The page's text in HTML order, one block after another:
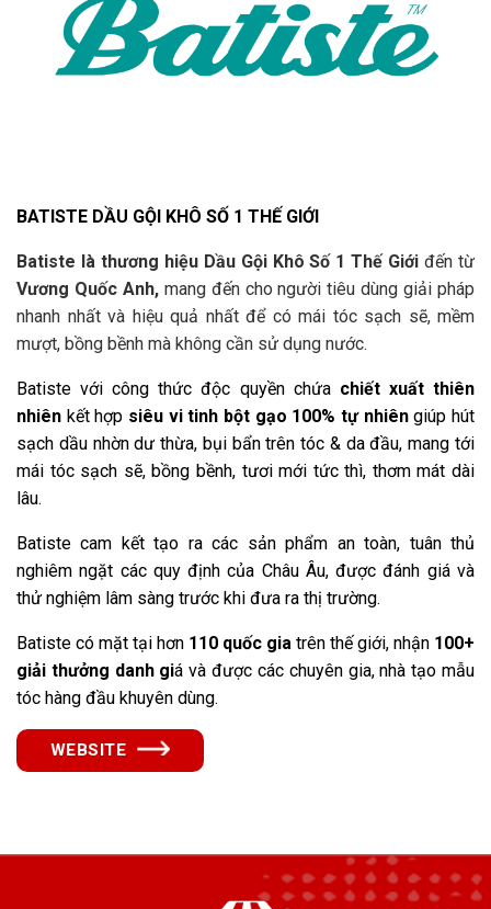
BATISTE DẦU GỘI KHÔ SỐ 1 THẾ GIỚI
Batiste là thương hiệu Dầu Gội Khô Số 1 Thế Giới đến từ
Vương Quốc Anh,mang đến cho người tiêu dùng giải pháp
nhanh nhất và hiệu quả nhất để có mái tóc sạch sẽ, mềm
mượt, bồng bềnh mà không cần sử dụng nước.
Batiste với công thức độc quyền chứa chiết xuất thiên
nhiên kết hợp siêu vi tinh bột gạo 100% tự nhiêngiúp hút
sạch dầu nhờn dư thừa, bụi bẩn trên tóc & da đầu, mang tới
mái tóc sạch sẽ, bồng bềnh, tươi mới tức thì, thơm mát dài
lâu.
Batiste cam kết tạo ra các sản phẩm an toàn, tuân thủ
nghiêm ngặt các quy định của Châu Âu, được đánh giá và
thử nghiệm lâm sàng trước khi đưa ra thị trường.
Batiste có mặt tại hơn 110 quốc gia trên thế giới, nhận 100+
giải thưởng danh giá và được các chuyên gia, nhà tạo mẫu
tóc hàng đầu khuyên dùng.
WEBSITE